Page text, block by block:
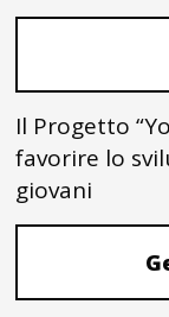
Il Progetto
favorire lo
giovani